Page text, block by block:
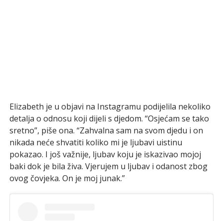
Elizabeth je u objavi na Instagramu podijelila nekoliko
detalja o odnosu koji dijeli s djedom. “Osjećam se tako
sretno”, piše ona. “Zahvalna sam na svom djedu i on
nikada neće shvatiti koliko mi je ljubavi uistinu
pokazao. I još važnije, ljubav koju je iskazivao mojoj
baki dok je bila živa. Vjerujem u ljubav i odanost zbog
ovog čovjeka. On je moj junak.”